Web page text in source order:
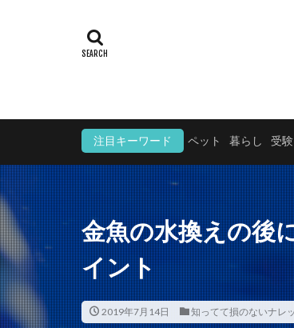
注目キーワード ペット 暮らし 受験
金魚の水換えの後
イント
2019年7月14日 知ってて損のないナレ